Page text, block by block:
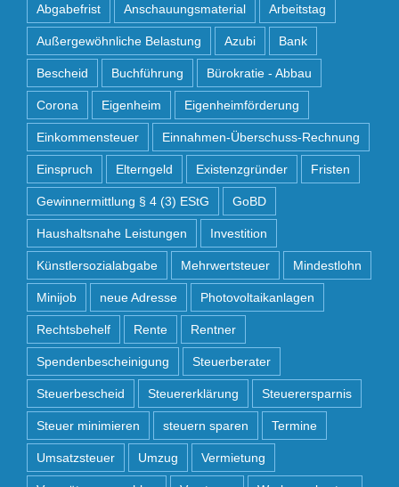
Abgabefrist Anschauungsmaterial Arbeitstag
Außergewöhnliche Belastung Azubi Bank
Bescheid Buchführung Bürokratie - Abbau
Corona Eigenheim Eigenheimförderung
Einkommensteuer Einnahmen-Überschuss-Rechnung
Einspruch Elterngeld Existenzgründer Fristen
Gewinnermittlung § 4 (3) EStG GoBD
Haushaltsnahe Leistungen Investition
Künstlersozialabgabe Mehrwertsteuer Mindestlohn
Minijob neue Adresse Photovoltaikanlagen
Rechtsbehelf Rente Rentner
Spendenbescheinigung Steuerberater
Steuerbescheid Steuererklärung Steuerersparnis
Steuer minimieren steuern sparen Termine
Umsatzsteuer Umzug Vermietung